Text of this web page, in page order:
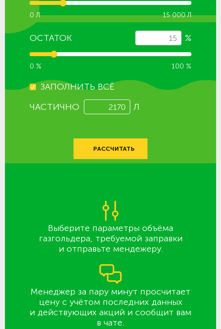
0 Л 15 000 Л
ОСТАТОК %
0 % 100 %
ЗАПОЛНИТЬ ВСЁ
ЧАСТИЧНО
Л
РАССЧИТАТЬ
Выберите параметры объёма
газгольдера, требуемой заправки
и отправьте мендежеру.
Менеджер за пару минут просчитает
цену с учётом последних данных
и действующих акций и сообщит вам
в чате.